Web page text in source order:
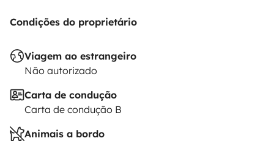
Condições do proprietário
Viagem ao estrangeiro
Não autorizado
Carta de condução
Carta de condução B
Animais a bordo